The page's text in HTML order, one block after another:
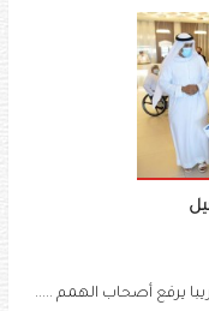
يرفع أصحاب الهمم .....